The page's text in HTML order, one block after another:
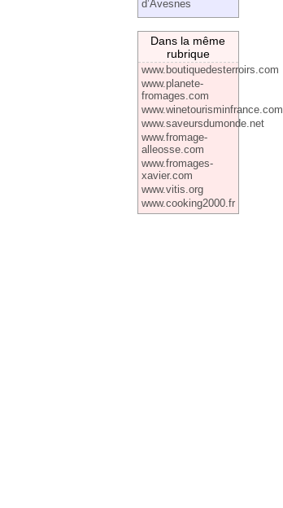
d’Avesnes
Dans la même
rubrique
www.boutiquedesterroirs.com
www.planete-
fromages.com
www.winetourisminfrance.com
www.saveursdumonde.net
www.fromage-
alleosse.com
www.fromages-
xavier.com
www.vitis.org
www.cooking2000.fr